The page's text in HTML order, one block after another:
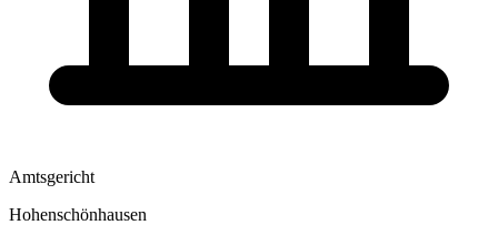
Amtsgericht
Hohenschönhausen